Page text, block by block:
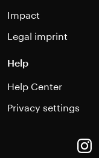
Impact
Legal imprint
Help
Help Center
Privacy settings